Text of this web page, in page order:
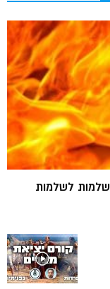
לשלמות